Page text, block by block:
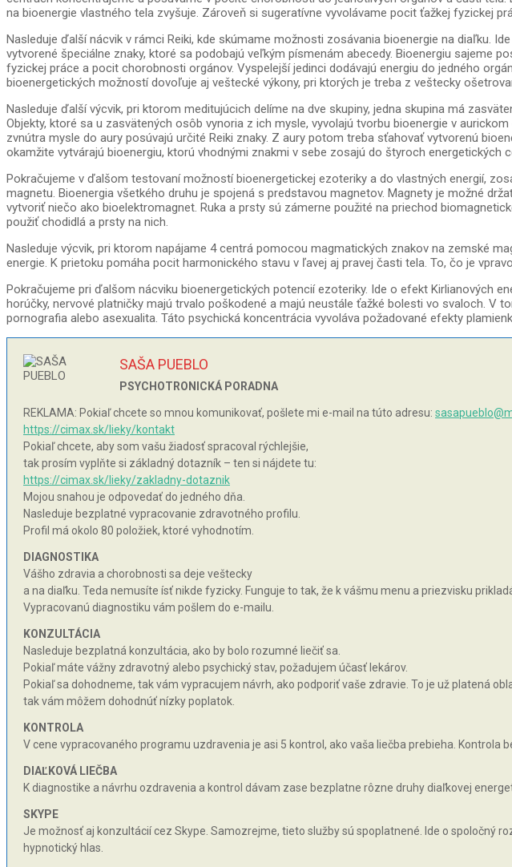
na bioenergie vlastného tela zvyšuje. Zároveň si sugeratívne vyvolávame pocit ťažkej fyzickej
Nasleduje ďalší nácvik v rámci Reiki, kde skúmame možnosti zosávania bioenergie na diaľku.
vytvorené špeciálne znaky, ktoré sa podobajú veľkým písmenám abecedy. Bioenergiu sajeme
fyzickej práce a pocit chorobnosti orgánov. Vyspelejší jedinci dodávajú energiu do jedného
bioenergetických možností dovoľuje aj veštecké výkony, pri ktorých je treba z veštecky
Nasleduje ďalší výcvik, pri ktorom meditujúcich delíme na dve skupiny, jedna skupina má
Objekty, ktoré sa u zasvätených osôb vynoria z ich mysle, vyvolajú tvorbu bioenergie v
zvnútra mysle do aury posúvajú určité Reiki znaky. Z aury potom treba sťahovať vytvorenú
okamžite vytvárajú bioenergiu, ktorú vhodnými znakmi v sebe zosajú do štyroch
Pokračujeme v ďalšom testovaní možností bioenergetickej ezoteriky a do vlastných energií,
magnetu. Bioenergia všetkého druhu je spojená s predstavou magnetov. Magnety je možné
vytvoriť niečo ako bioelektromagnet. Ruka a prsty sú zámerne použité na priechod
použiť chodidlá a prsty na nich.
Nasleduje výcvik, pri ktorom napájame 4 centrá pomocou magmatických znakov na zemské
energie. K prietoku pomáha pocit harmonického stavu v ľavej aj pravej časti tela. To, čo je
Pokračujeme pri ďalšom nácviku bioenergetických potencií ezoteriky. Ide o efekt Kirlianových
horúčky, nervové platničky majú trvalo poškodené a majú neustále ťažké bolesti vo svaloch.
pornografia alebo asexualita. Táto psychická koncentrácia vyvoláva požadované efekty
SAŠA PUEBLO
PSYCHOTRONICKÁ PORADNA
REKLAMA: Pokiaľ chcete so mnou komunikovať, pošlete mi e-mail na túto adresu:
https://cimax.sk/lieky/kontakt
Pokiaľ chcete, aby som vašu žiadosť spracoval rýchlejšie,
tak prosím vyplňte si základný dotazník – ten si nájdete tu:
https://cimax.sk/lieky/zakladny-dotaznik
Mojou snahou je odpovedať do jedného dňa.
Nasleduje bezplatné vypracovanie zdravotného profilu.
Profil má okolo 80 položiek, ktoré vyhodnotím.
DIAGNOSTIKA
Vášho zdravia a chorobnosti sa deje veštecky
a na diaľku. Teda nemusíte ísť nikde fyzicky. Funguje to tak, že k vášmu menu a priezvisku
Vypracovanú diagnostiku vám pošlem do e-mailu.
KONZULTÁCIA
Nasleduje bezplatná konzultácia, ako by bolo rozumné liečiť sa.
Pokiaľ máte vážny zdravotný alebo psychický stav, požadujem účasť lekárov.
Pokiaľ sa dohodneme, tak vám vypracujem návrh, ako podporiť vaše zdravie. To je už platená
tak vám môžem dohodnúť nízky poplatok.
KONTROLA
V cene vypracovaného programu uzdravenia je asi 5 kontrol, ako vaša liečba prebieha. Kontrola
DIAĽKOVÁ LIEČBA
K diagnostike a návrhu ozdravenia a kontrol dávam zase bezplatne rôzne druhy diaľkovej
SKYPE
Je možnosť aj konzultácií cez Skype. Samozrejme, tieto služby sú spoplatnené. Ide o spoločný
hypnotický hlas.